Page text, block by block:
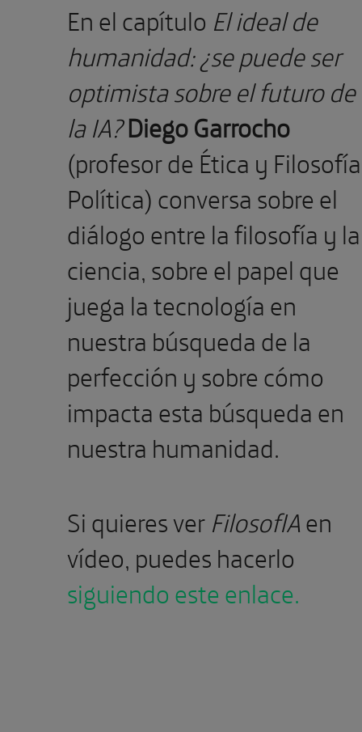
En el capítulo El ideal de
humanidad: ¿se puede ser
optimista sobre el futuro de
la IA? Diego Garrocho
(profesor de Ética y Filosofía
Política) conversa sobre el
diálogo entre la filosofía y la
ciencia, sobre el papel que
juega la tecnología en
nuestra búsqueda de la
perfección y sobre cómo
impacta esta búsqueda en
nuestra humanidad.
Si quieres verFilosofIAen
vídeo, puedes hacerlo
siguiendo este enlace.